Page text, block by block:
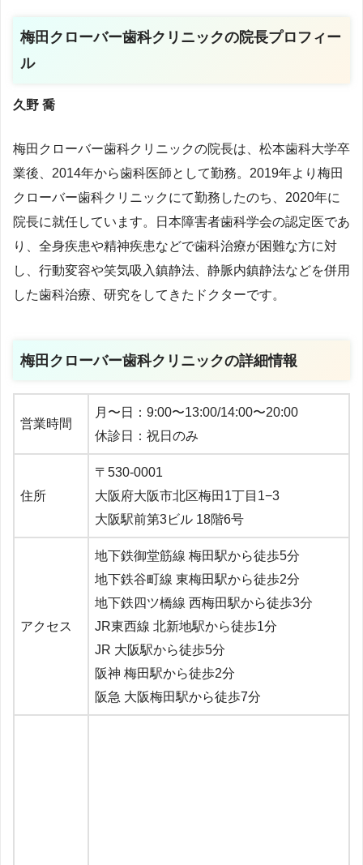
梅田クローバー歯科クリニックの院長プロフィー
ル
久野 喬
梅田クローバー歯科クリニックの院長は、松本歯科大学卒
業後、2014年から歯科医師として勤務。2019年より梅田
クローバー歯科クリニックにて勤務したのち、2020年に
院長に就任しています。日本障害者歯科学会の認定医であ
り、全身疾患や精神疾患などで歯科治療が困難な方に対
し、行動変容や笑気吸入鎮静法、静脈内鎮静法などを併用
した歯科治療、研究をしてきたドクターです。
梅田クローバー歯科クリニックの詳細情報
営業時間
月〜日：9:00〜13:00/14:00〜20:00
休診日：祝日のみ
住所
〒530-0001
大阪府大阪市北区梅田1丁目1−3
大阪駅前第3ビル 18階6号
アクセス
地下鉄御堂筋線 梅田駅から徒歩5分
地下鉄谷町線 東梅田駅から徒歩2分
地下鉄四ツ橋線 西梅田駅から徒歩3分
JR東西線 北新地駅から徒歩1分
JR 大阪駅から徒歩5分
阪神 梅田駅から徒歩2分
阪急 大阪梅田駅から徒歩7分